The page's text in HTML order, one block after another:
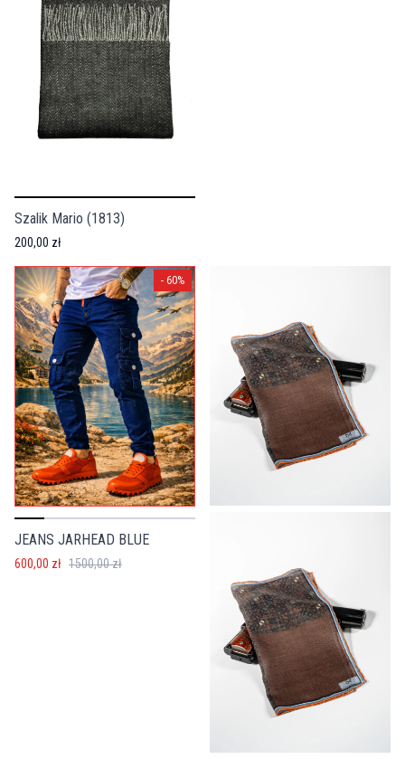
Szalik Mario (1813)
200,00 zł
- 60%
JEANS JARHEAD BLUE
600,00 zł 1500,00 zł